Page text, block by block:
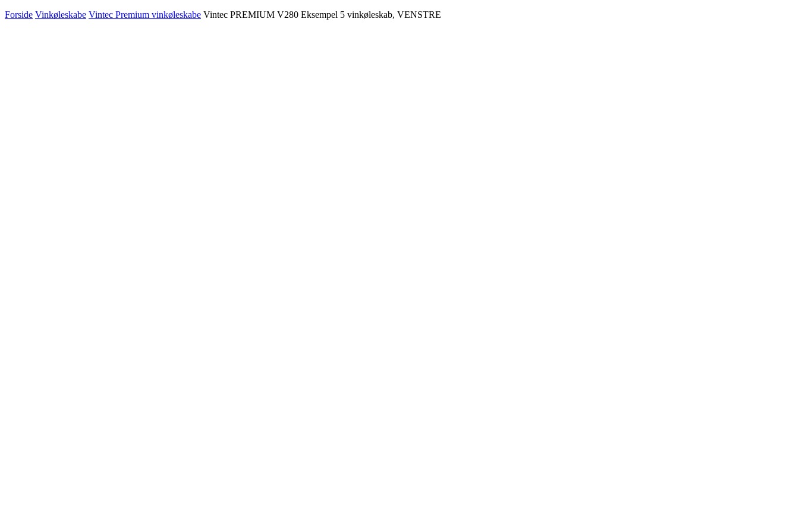
Forside Vinkøleskabe Vintec Premium vinkøleskabe Vintec PREMIUM V280 Eksempel 5 vinkøleskab, VENSTRE